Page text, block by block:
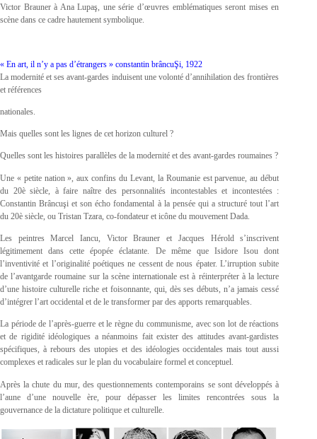
Victor Brauner à Ana Lupaş, une série d’œuvres emblématiques seront mises en
scène dans ce cadre hautement symbolique.
« En art, il n’y a pas d’étrangers » constantin brâncuŞi, 1922
La modernité et ses avant-gardes induisent une volonté d’annihilation des frontières
et références
nationales.
Mais quelles sont les lignes de cet horizon culturel ?
Quelles sont les histoires parallèles de la modernité et des avant-gardes roumaines ?
Une « petite nation », aux confins du Levant, la Roumanie est parvenue, au début
du 20è siècle, à faire naître des personnalités incontestables et incontestées :
Constantin Brâncuşi et son écho fondamental à la pensée qui a structuré tout l’art
du 20è siècle, ou Tristan Tzara, co-fondateur et icône du mouvement Dada.
Les peintres Marcel Iancu, Victor Brauner et Jacques Hérold s’inscrivent
légitimement dans cette épopée éclatante. De même que Isidore Isou dont
l’inventivité et l’originalité poétiques ne cessent de nous épater. L’irruption subite
de l’avantgarde roumaine sur la scène internationale est à réinterpréter à la lecture
d’une histoire culturelle riche et foisonnante, qui, dès ses débuts, n’a jamais cessé
d’intégrer l’art occidental et de le transformer par des apports remarquables.
La période de l’après-guerre et le règne du communisme, avec son lot de réactions
et de rigidité idéologiques a néanmoins fait exister des attitudes avant-gardistes
spécifiques, à rebours des utopies et des idéologies occidentales mais tout aussi
complexes et radicales sur le plan du vocabulaire formel et conceptuel.
Après la chute du mur, des questionnements contemporains se sont développés à
l’aune d’une nouvelle ère, pour dépasser les limites rencontrées sous la
gouvernance de la dictature politique et culturelle.